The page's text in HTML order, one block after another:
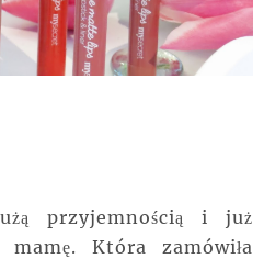
przyjemnością i już
Która zamówiła